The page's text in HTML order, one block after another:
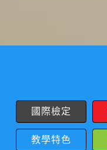
國際檢定
教學特色